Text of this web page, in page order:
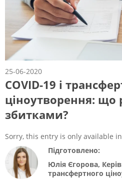
25-06-2020
COVID-19 і
ціноутворення: що
збитками?
Sorry, this entry is only available in
Підготовлено:
Юлія Єгорова,
трансфертного